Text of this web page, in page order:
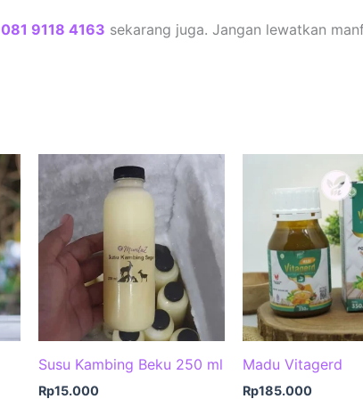
081 9118 4163 sekarang juga. Jangan lewatkan
Susu Kambing Beku 250 ml
Rp15.000
Madu Vitagerd
Rp185.000